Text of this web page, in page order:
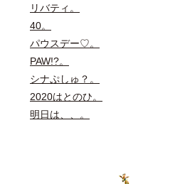
リバティ。
40。
パウスデー♡。
PAW!?。
シナぷしゅ？。
2020はとのひ。
明日は、、。